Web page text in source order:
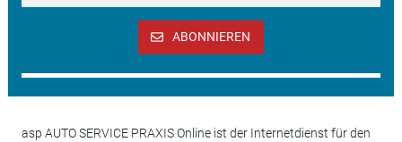
ABONNIEREN
asp AUTO SERVICE PRAXIS Online ist der Internetdienst für den